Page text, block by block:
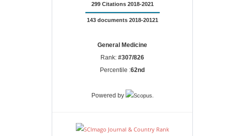
299 Citations 2018-2021
143 documents 2018-20121
General Medicine
Rank:#307/826
Percentile :62nd
Powered by .